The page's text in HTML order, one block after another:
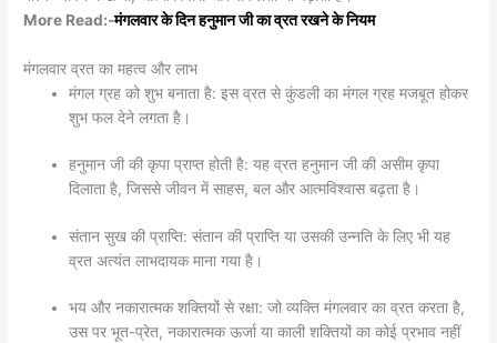
More Read:-मंगलवार के दिन हनुमान जी का व्रत रखने के नियम
मंगलवार व्रत का महत्व और लाभ
मंगल ग्रह को शुभ बनाता है: इस व्रत से कुंडली का मंगल ग्रह मजबूत होकर
शुभ फल देने लगता है।
हनुमान जी की कृपा प्राप्त होती है: यह व्रत हनुमान जी की असीम कृपा
दिलाता है, जिससे जीवन में साहस, बल और आत्मविश्वास बढ़ता है।
संतान सुख की प्राप्ति: संतान की प्राप्ति या उसकी उन्नति के लिए भी यह
व्रत अत्यंत लाभदायक माना गया है।
भय और नकारात्मक शक्तियों से रक्षा: जो व्यक्ति मंगलवार का व्रत करता है,
उस पर भूत-प्रेत, नकारात्मक ऊर्जा या काली शक्तियों का कोई प्रभाव नहीं